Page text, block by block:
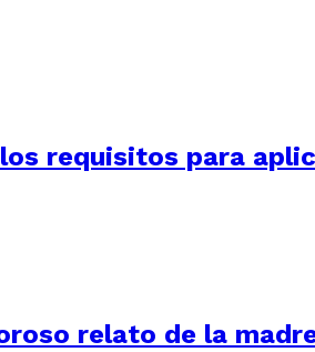
requisitos para
relato de la